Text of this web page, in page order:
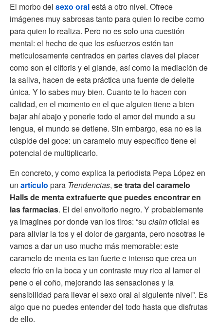
El morbo del sexo oralestá a otro nivel. Ofrece
imágenes muy sabrosas tanto para quien lo recibe como
para quien lo realiza. Pero no es solo una cuestión
mental: el hecho de que los esfuerzos estén tan
meticulosamente centrados en partes claves del placer
como son el clítoris y el glande, así como la mediación de
la saliva, hacen de esta práctica una fuente de deleite
única. Y lo sabes muy bien. Cuanto te lo hacen con
calidad, en el momento en el que alguien tiene a bien
bajar ahí abajo y ponerle todo el amor del mundo a su
lengua, el mundo se detiene. Sin embargo, esa no es la
cúspide del goce: un caramelo muy específico tiene el
potencial de multiplicarlo.
En concreto, y como explica la periodista Pepa López en
un artículo para Trendencias, se trata del caramelo
Halls de menta extrafuerte que puedes encontrar en
las farmacias. El del envoltorio negro. Y probablemente
ya imagines por donde van los tiros: “su claimoficial es
para aliviar la tos y el dolor de garganta, pero nosotras le
vamos a dar un uso mucho más memorable: este
caramelo de menta es tan fuerte e intenso que crea un
efecto frío en la boca y un contraste muy rico al lamer el
pene o el coño, mejorando las sensaciones y la
sensibilidad para llevar el sexo oral al siguiente nivel”. Es
algo que no puedes entender del todo hasta que disfrutas
de ello.